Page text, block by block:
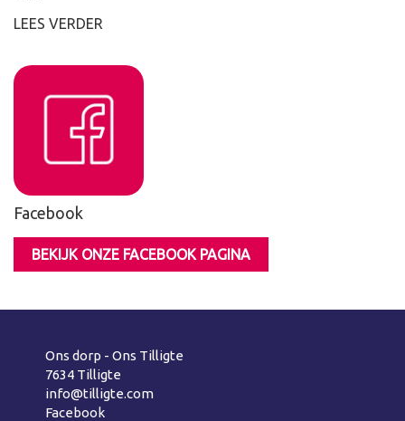
LEES VERDER
Facebook
BEKIJK ONZE FACEBOOK PAGINA
Ons dorp - Ons Tilligte
7634 Tilligte
info@tilligte.com
Facebook